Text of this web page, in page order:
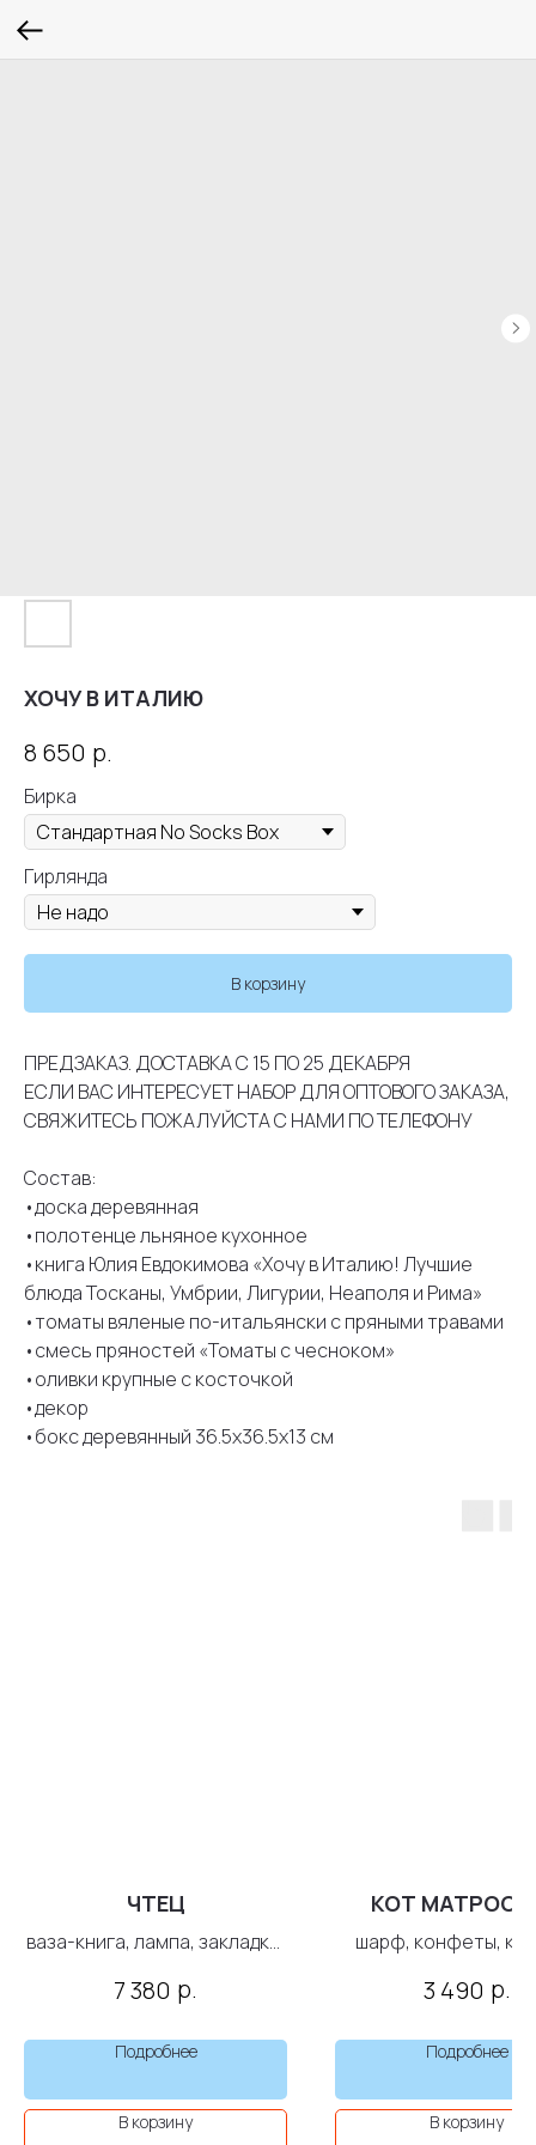
ХОЧУ В ИТАЛИЮ
8 650 р.
Бирка
Гирлянда
В корзину
ПРЕДЗАКАЗ. ДОСТАВКА С 15 ПО 25 ДЕКАБРЯ
ЕСЛИ ВАС ИНТЕРЕСУЕТ НАБОР ДЛЯ ОПТОВОГО ЗАКАЗА,
СВЯЖИТЕСЬ ПОЖАЛУЙСТА С НАМИ ПО ТЕЛЕФОНУ
Состав:
•доска деревянная
•полотенце льняное кухонное
•книга Юлия Евдокимова «Хочу в Италию! Лучшие
блюда Тосканы, Умбрии, Лигурии, Неаполя и Рима»
•томаты вяленые по-итальянски с пряными травами
•смесь пряностей «Томаты с чесноком»
•оливки крупные с косточкой
•декор
•бокс деревянный 36.5х36.5х13 см
ЧТЕЦ
ваза-книга, лампа, закладка,
7 380 р.
Подробнее
В корзину
КОТ
шарф, конфеты,
3 490 р.
Подробнее
В корзину